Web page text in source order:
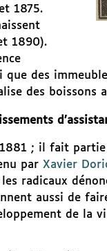
1875.
1890).
des
des boissons
; il fait
par Xavier
radicaux
aussi de
de la